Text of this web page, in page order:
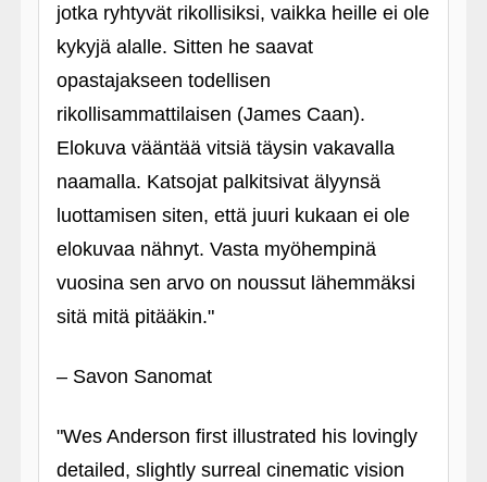
jotka ryhtyvät rikollisiksi, vaikka heille ei ole
kykyjä alalle. Sitten he saavat
opastajakseen todellisen
rikollisammattilaisen (James Caan).
Elokuva vääntää vitsiä täysin vakavalla
naamalla. Katsojat palkitsivat älyynsä
luottamisen siten, että juuri kukaan ei ole
elokuvaa nähnyt. Vasta myöhempinä
vuosina sen arvo on noussut lähemmäksi
sitä mitä pitääkin."
– Savon Sanomat
"Wes Anderson first illustrated his lovingly
detailed, slightly surreal cinematic vision